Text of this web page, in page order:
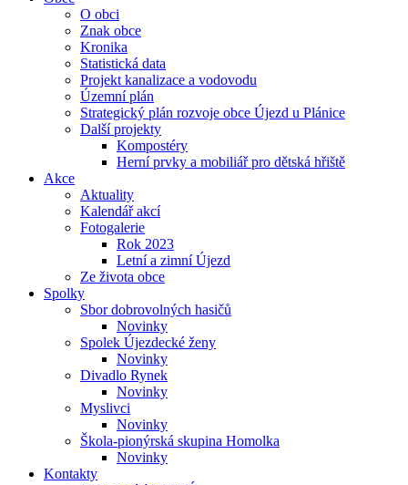
O obci
Znak obce
Kronika
Statistická data
Projekt kanalizace a vodovodu
Územní plán
Strategický plán rozvoje obce Újezd u Plánice
Další projekty
Kompostéry
Herní prvky a mobiliář pro dětská hřiště
Akce
Aktuality
Kalendář akcí
Fotogalerie
Rok 2023
Letní a zimní Újezd
Ze života obce
Spolky
Sbor dobrovolných hasičů
Novinky
Spolek Újezdecké ženy
Novinky
Divadlo Rynek
Novinky
Myslivci
Novinky
Škola-pionýrská skupina Homolka
Novinky
Kontakty